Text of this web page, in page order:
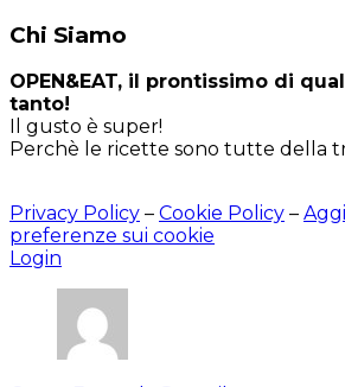
Chi Siamo
OPEN&EAT, il prontissimo di
tanto!
Il gusto è super!
Perchè le ricette sono tutte della
Privacy Policy – Cookie Policy –
preferenze sui cookie
Login